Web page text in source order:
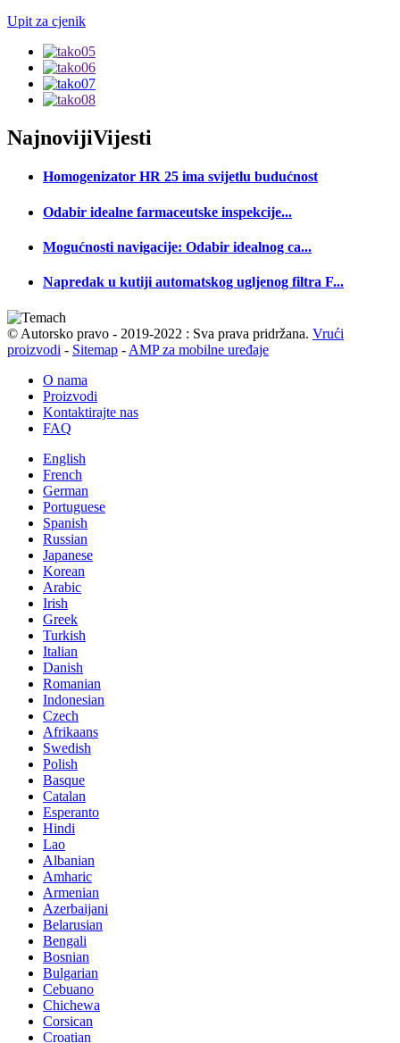
Upit za cjenik
NajnovijiVijesti
Homogenizator HR 25 ima svijetlu budućnost
Odabir idealne farmaceutske inspekcije...
Mogućnosti navigacije: Odabir idealnog ca...
Napredak u kutiji automatskog ugljenog filtra F...
© Autorsko pravo - 2019-2022 : Sva prava pridržana. Vrući
proizvodi - Sitemap - AMP za mobilne uređaje
O nama
Proizvodi
Kontaktirajte nas
FAQ
English
French
German
Portuguese
Spanish
Russian
Japanese
Korean
Arabic
Irish
Greek
Turkish
Italian
Danish
Romanian
Indonesian
Czech
Afrikaans
Swedish
Polish
Basque
Catalan
Esperanto
Hindi
Lao
Albanian
Amharic
Armenian
Azerbaijani
Belarusian
Bengali
Bosnian
Bulgarian
Cebuano
Chichewa
Corsican
Croatian